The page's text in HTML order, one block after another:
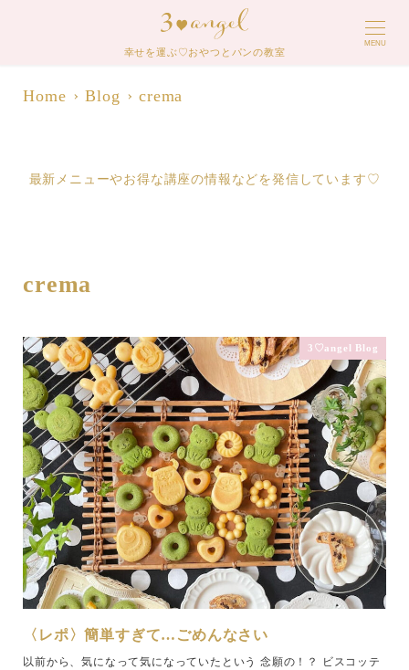
幸せを運ぶ♡おやつとパンの教室
MENU
Home Blog crema
最新メニューやお得な講座の情報などを発信しています♡
crema
3♡angel Blog
〈レポ〉簡単すぎて…ごめんなさい
以前から、気になって気になっていたという 念願の！？ ビスコッテ